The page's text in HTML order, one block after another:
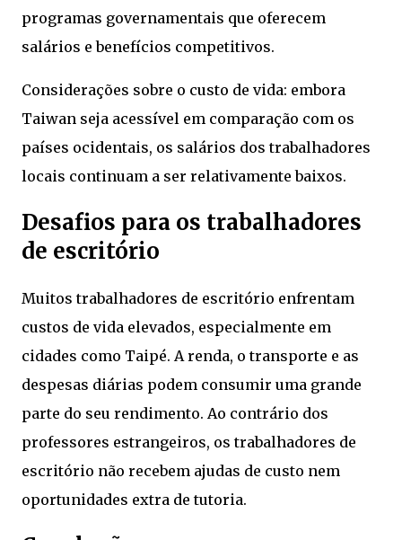
programas governamentais que oferecem
salários e benefícios competitivos.
Considerações sobre o custo de vida: embora
Taiwan seja acessível em comparação com os
países ocidentais, os salários dos trabalhadores
locais continuam a ser relativamente baixos.
Desafios para os trabalhadores
de escritório
Muitos trabalhadores de escritório enfrentam
custos de vida elevados, especialmente em
cidades como Taipé. A renda, o transporte e as
despesas diárias podem consumir uma grande
parte do seu rendimento. Ao contrário dos
professores estrangeiros, os trabalhadores de
escritório não recebem ajudas de custo nem
oportunidades extra de tutoria.